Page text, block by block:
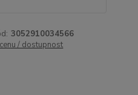
3052910034566
/ dostupnost